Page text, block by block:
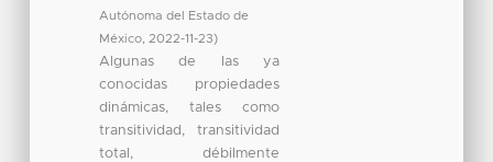
Autónoma del Estado de
México, 2022-11-23)
Algunas de las ya
conocidas propiedades
dinámicas, tales como
transitividad, transitividad
total, débilmente